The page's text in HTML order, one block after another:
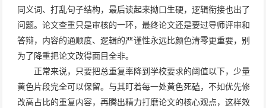
同义词、打乱句子结构，最后读起来拗口生硬，逻辑衔接也出了
问题。论文查重只是审核的一环，最终论文还是要过导师评审和
答辩，内容的通顺度、逻辑的严谨性永远比颜色清零更重要，别
为了降重把论文改得面目全非。
正常来说，只要把总重复率降到学校要求的阈值以下，少量
黄色片段完全可以保留。与其盯着每一处黄色死磕，不如优先修
改高占比的重复内容，再腾出精力打磨论文的核心观点，这样效